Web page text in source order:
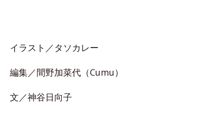
イラスト／タソカレー
編集／間野加菜代（Cumu）
文／神谷日向子